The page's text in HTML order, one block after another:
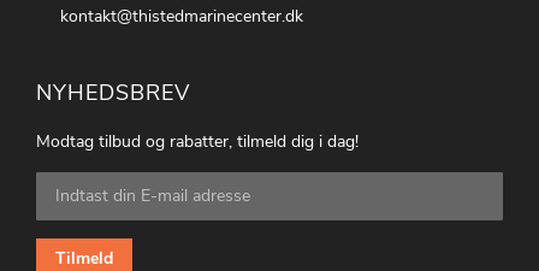
kontakt@thistedmarinecenter.dk
NYHEDSBREV
Modtag tilbud og rabatter, tilmeld dig i dag!
Tilmeld
dig
vores
nyhedsbrev:
Tilmeld